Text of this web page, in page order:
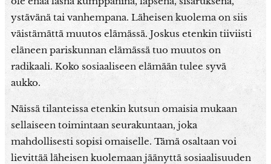
ystävänä tai vanhempana. Läheisen kuolema on siis
väistämättä muutos elämässä. Joskus etenkin tiiviisti
eläneen pariskunnan elämässä tuo muutos on
radikaali. Koko sosiaaliseen elämään tulee syvä
aukko.
Näissä tilanteissa etenkin kutsun omaisia mukaan
sellaiseen toimintaan seurakuntaan, joka
mahdollisesti sopisi omaiselle. Tämä osaltaan voi
lievittää läheisen kuolemaan jäänyttä sosiaalisuuden